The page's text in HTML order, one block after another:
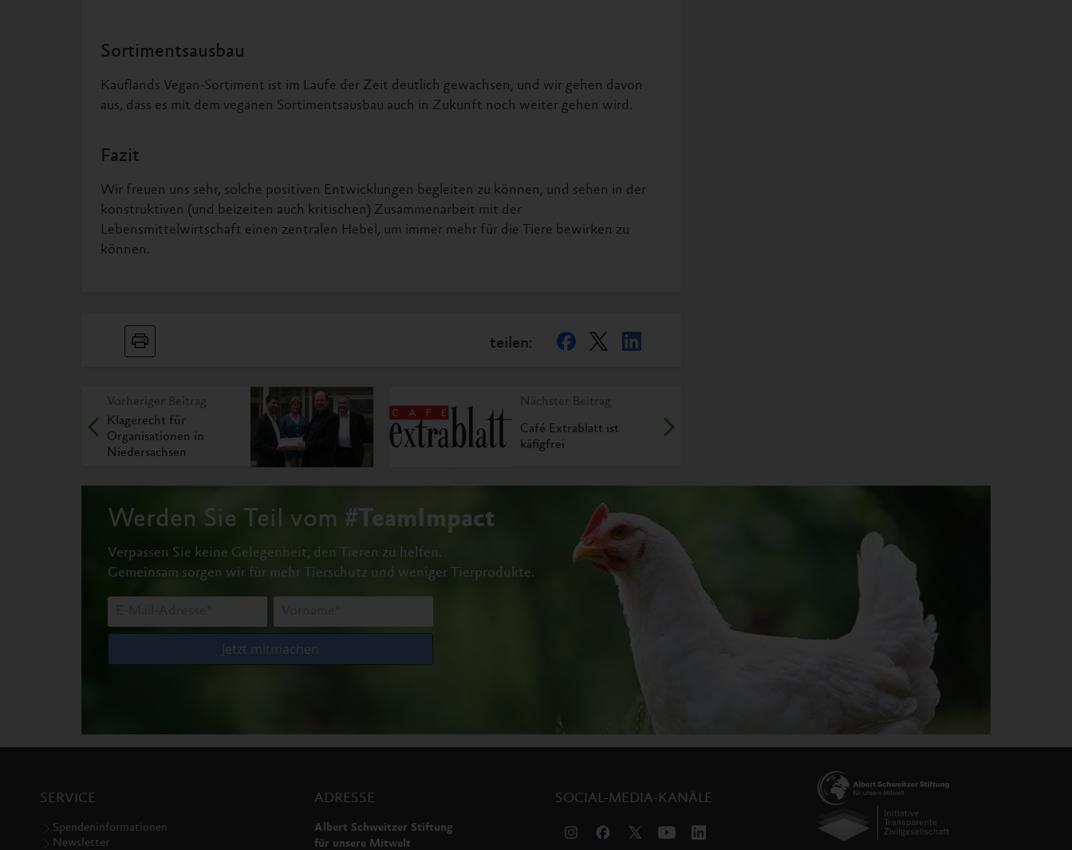
Sortimentsausbau
Kauflands Vegan-Sortiment ist im Laufe der Zeit deutlich gewachsen, und wir gehen davon
aus, dass es mit dem veganen Sortimentsausbau auch in Zukunft noch weiter gehen wird.
Fazit
Wir freuen uns sehr, solche positiven Entwicklungen begleiten zu können, und sehen in der
konstruktiven (und beizeiten auch kritischen) Zusammenarbeit mit der
Lebensmittelwirtschaft einen zentralen Hebel, um immer mehr für die Tiere bewirken zu
können.
teilen:
Vorheriger Beitrag
Klagerecht für
Organisationen in
Niedersachsen
Nächster Beitrag
Café Extrablatt ist
käfigfrei
Werden Sie Teil vom #TeamImpact
Verpassen Sie keine Gelegenheit, den Tieren zu helfen.
Gemeinsam sorgen wir für mehr Tierschutz und weniger Tierprodukte.
SERVICE
Spendeninformationen
Newsletter
ADRESSE
Albert Schweitzer Stiftung
für unsere Mitwelt
SOCIAL-MEDIA-KANÄLE